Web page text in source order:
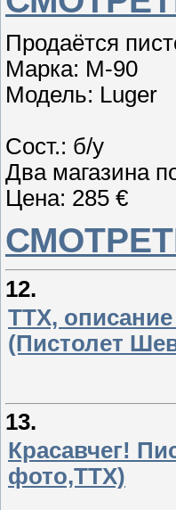
Продаётся
Марка: M-90
Модель: Luger
Сост.: б/у
Два магазина
Цена: 285 €
12.
ТТХ,
(Пистолет
13.
Красавчег!
фото,ТТХ)